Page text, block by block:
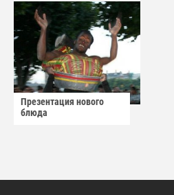
Презентация нового
блюда